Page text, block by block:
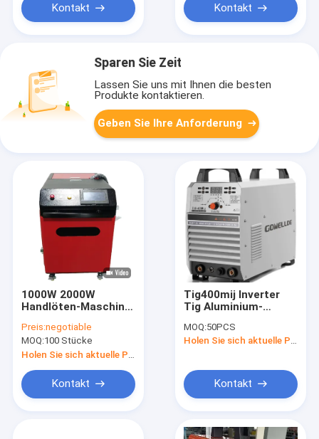
Kontakt Kontakt
Sparen Sie Zeit
Lassen Sie uns mit Ihnen die besten
Produkte kontaktieren.
Geben Sie Ihre Anforderung
1000W 2000W
Handlöten-Maschine
Schweißer-1070nm
Preis:negotiable
MOQ:100 Stücke
Kontakt
Tig400mij Inverter
Tig Aluminium-
Energiesparende
Hochleistungs
MOQ:50PCS
Holen Sie sich aktuelle Preis
Kontakt